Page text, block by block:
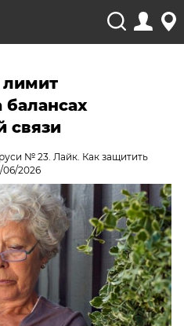
лимит
балансах
связи
№ 23. Лайк. Как защитить
06/2026